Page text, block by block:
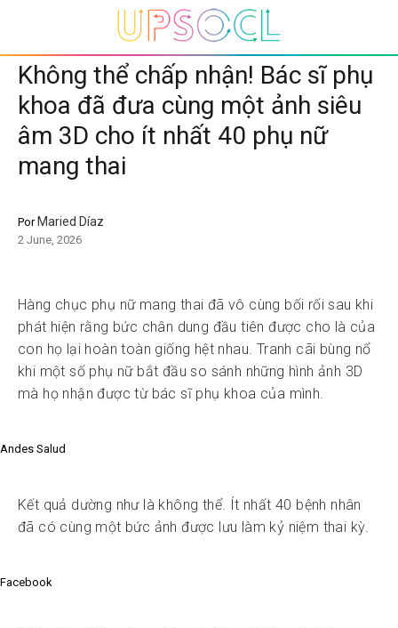
Không thể chấp nhận! Bác sĩ phụ
khoa đã đưa cùng một ảnh siêu
âm 3D cho ít nhất 40 phụ nữ
mang thai
Por Maried Díaz
2 June, 2026
Hàng chục phụ nữ mang thai đã vô cùng bối rối sau khi
phát hiện rằng bức chân dung đầu tiên được cho là của
con họ lại hoàn toàn giống hệt nhau. Tranh cãi bùng nổ
khi một số phụ nữ bắt đầu so sánh những hình ảnh 3D
mà họ nhận được từ bác sĩ phụ khoa của mình.
Andes Salud
Kết quả dường như là không thể. Ít nhất 40 bệnh nhân
đã có cùng một bức ảnh được lưu làm kỷ niệm thai kỳ.
Facebook